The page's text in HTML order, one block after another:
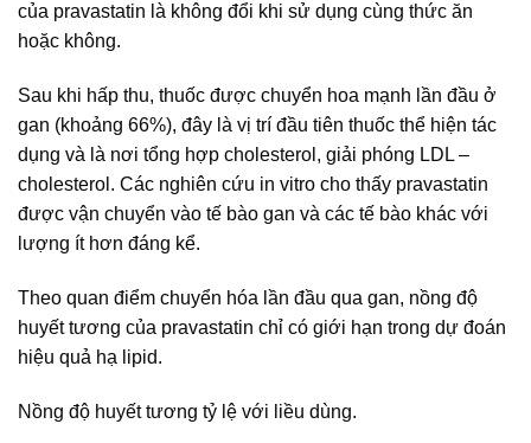
của pravastatin là không đổi khi sử dụng cùng thức ăn
hoặc không.
Sau khi hấp thu, thuốc được chuyển hoa mạnh lần đầu ở
gan (khoảng 66%), đây là vị trí đầu tiên thuốc thể hiện tác
dụng và là nơi tổng hợp cholesterol, giải phóng LDL –
cholesterol. Các nghiên cứu in vitro cho thấy pravastatin
được vận chuyển vào tế bào gan và các tế bào khác với
lượng ít hơn đáng kể.
Theo quan điểm chuyển hóa lần đầu qua gan, nồng độ
huyết tương của pravastatin chỉ có giới hạn trong dự đoán
hiệu quả hạ lipid.
Nồng độ huyết tương tỷ lệ với liều dùng.